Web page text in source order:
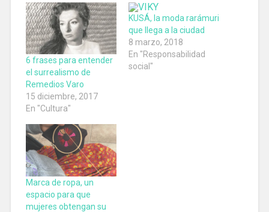
6 frases para entender
el surrealismo de
Remedios Varo
15 diciembre, 2017
En "Cultura"
KUSÁ, la moda rarámuri
que llega a la ciudad
8 marzo, 2018
En "Responsabilidad
social"
Marca de ropa, un
espacio para que
mujeres obtengan su